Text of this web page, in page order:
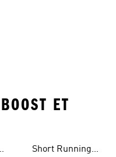
ET
Short Running